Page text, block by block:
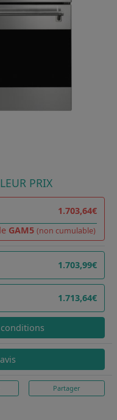
PRIX
1.703,64€
GAM5 (non cumulable)
1.703,99€
1.713,64€
Partager